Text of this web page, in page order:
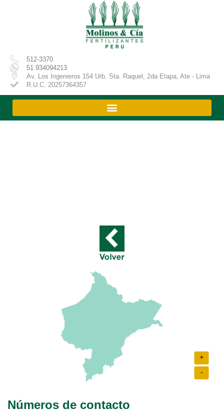
512-3370
51 934094213
Av. Los Ingenieros 154 Urb. Sta. Raquel, 2da Etapa, Ate - Lima
R.U.C. 20257364357
+
-
Números de contacto